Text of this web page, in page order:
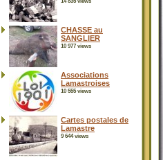
CHASSE au
SANGLIER
10 977 views
Associations
Lamastroises
10 555 views
Cartes postales de
Lamastre
9 644 views